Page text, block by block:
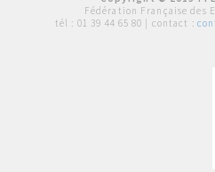
Fédération Française des
tél : 01 39 44 65 80 | contact :